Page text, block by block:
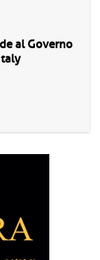
al Governo